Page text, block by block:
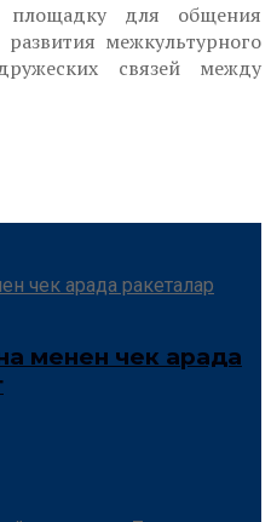
для общения
межкультурного
связей между
менен чек арада